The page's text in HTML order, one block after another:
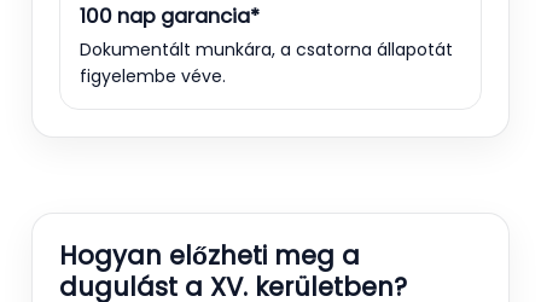
100 nap garancia*
Dokumentált munkára, a csatorna állapotát
figyelembe véve.
Hogyan előzheti meg a
dugulást a XV. kerületben?